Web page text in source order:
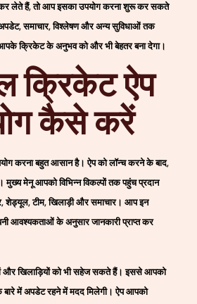
लेते हैं, तो आप इसका उपयोग करना शुरू कर सकते
समाचार, विश्लेषण और अन्य सुविधाओं तक
क्रिकेट के अनुभव को और भी बेहतर बना देगा।
क्रिकेट ऐप
कैसे करें
करना बहुत आसान है। ऐप को लॉन्च करने के बाद,
मेनू आपको विभिन्न विकल्पों तक पहुंच प्रदान
शेड्यूल, टीम, खिलाड़ी और समाचार। आप इन
आवश्यकताओं के अनुसार जानकारी प्राप्त कर
और खिलाड़ियों को भी सहेज सकते हैं। इससे आपको
बारे में अपडेट रहने में मदद मिलेगी। ऐप आपको